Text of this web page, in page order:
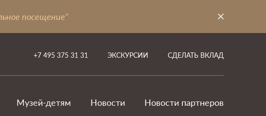
посещение"
+7 495 375 31 31 ЭКСКУРСИИ СДЕЛАТЬ ВКЛАД
Музей-детям Новости Новости партнеров